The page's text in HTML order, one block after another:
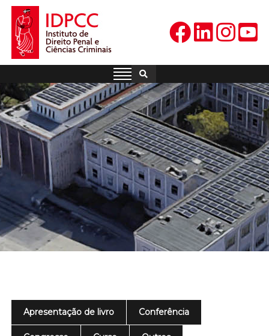
Skip
content
IDPCC
Instituto de Direito Penal e
Apresentação de livro Conferência